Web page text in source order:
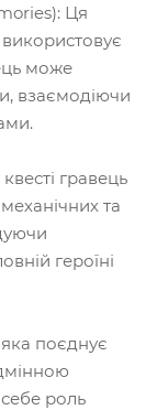
Ця
може
взаємодіючи
гравець
та
героїні
яка поєднує
роль